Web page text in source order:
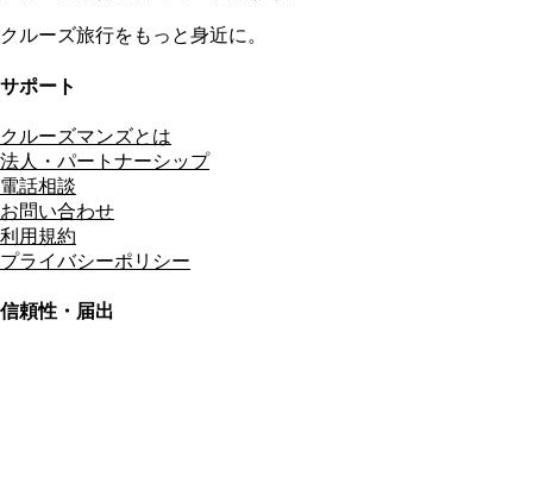
クルーズ旅行をもっと身近に。
サポート
クルーズマンズとは
法人・パートナーシップ
電話相談
お問い合わせ
利用規約
プライバシーポリシー
信頼性・届出